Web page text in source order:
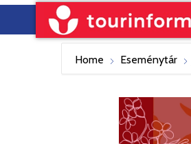
Home Eseménytár